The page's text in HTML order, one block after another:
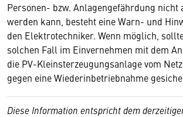
Personen- bzw. Anlagengefährdung nicht
werden kann, besteht eine Warn- und
den Elektrotechniker. Wenn möglich,
solchen Fall im Einvernehmen mit dem
die PV-Kleinsterzeugungsanlage vom
gegen eine Wiederinbetriebnahme
Diese Information entspricht dem